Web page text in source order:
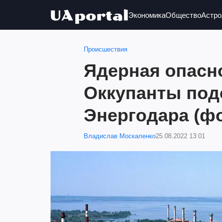
ЭкономикаОбщество
Происшествия
Ядерная
Оккупанты
Энергодара
Владислав Москаленко25.08.2022 13:01